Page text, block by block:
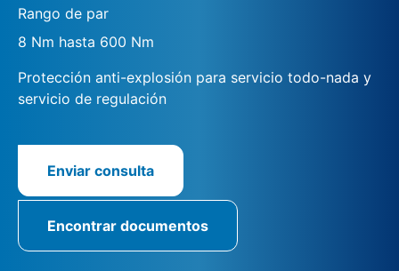
Rango de par
8 Nm hasta 600 Nm
Protección anti-explosión para servicio todo-nada y
servicio de regulación
Enviar consulta
Encontrar documentos